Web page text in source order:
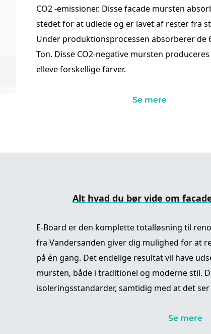
CO2 -emissioner. Disse facade mursten
stedet for at udlede og er lavet af rester fra
Under produktionsprocessen absorberer de
Ton. Disse CO2-negative mursten
elleve forskellige farver.
Se mere
Alt hvad du bør vide om
E-Board er den komplette totalløsning til
fra Vandersanden giver dig mulighed for at
på én gang. Det endelige resultat vil have
mursten, både i traditionel og moderne stil.
isoleringsstandarder, samtidig med at det
Se mere